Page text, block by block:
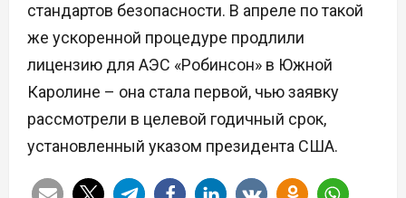
стандартов безопасности. В апреле по такой
же ускоренной процедуре продлили
лицензию для АЭС «Робинсон» в Южной
Каролине – она стала первой, чью заявку
рассмотрели в целевой годичный срок,
установленный указом президента США.